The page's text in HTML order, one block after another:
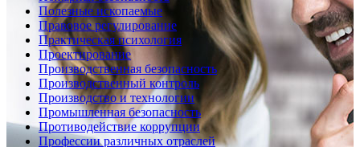
Полезные ископаемые
Правовое регулирование
Практическая психология
Проектирование
Производственная безопасность
Производственный контроль
Производство и технологии
Промышленная безопасность
Противодействие коррупции
Профессии различных отраслей